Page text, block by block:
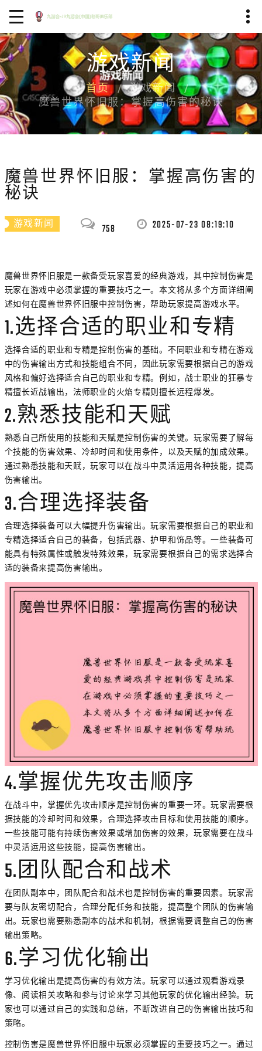
游戏新闻
首页
游戏新闻
魔兽世界怀旧服：掌握高伤害的秘诀
魔兽世界怀旧服：掌握高伤害的
秘诀
游戏新闻 758 2025-07-23 08:19:10
魔兽世界怀旧服是一款备受玩家喜爱的经典游戏，其中控制伤害是
玩家在游戏中必须掌握的重要技巧之一。本文将从多个方面详细阐
述如何在魔兽世界怀旧服中控制伤害，帮助玩家提高游戏水平。
1.选择合适的职业和专精
选择合适的职业和专精是控制伤害的基础。不同职业和专精在游戏
中的伤害输出方式和技能组合不同，因此玩家需要根据自己的游戏
风格和偏好选择适合自己的职业和专精。例如，战士职业的狂暴专
精擅长近战输出，法师职业的火焰专精则擅长远程爆发。
2.熟悉技能和天赋
熟悉自己所使用的技能和天赋是控制伤害的关键。玩家需要了解每
个技能的伤害效果、冷却时间和使用条件，以及天赋的加成效果。
通过熟悉技能和天赋，玩家可以在战斗中灵活运用各种技能，提高
伤害输出。
3.合理选择装备
合理选择装备可以大幅提升伤害输出。玩家需要根据自己的职业和
专精选择适合自己的装备，包括武器、护甲和饰品等。一些装备可
能具有特殊属性或触发特殊效果，玩家需要根据自己的需求选择合
适的装备来提高伤害输出。
4.掌握优先攻击顺序
在战斗中，掌握优先攻击顺序是控制伤害的重要一环。玩家需要根
据技能的冷却时间和效果，合理选择攻击目标和使用技能的顺序。
一些技能可能有持续伤害效果或增加伤害的效果，玩家需要在战斗
中灵活运用这些技能，提高伤害输出。
5.团队配合和战术
在团队副本中，团队配合和战术也是控制伤害的重要因素。玩家需
要与队友密切配合，合理分配任务和技能，提高整个团队的伤害输
出。玩家也需要熟悉副本的战术和机制，根据需要调整自己的伤害
输出策略。
6.学习优化输出
学习优化输出是提高伤害的有效方法。玩家可以通过观看游戏录
像、阅读相关攻略和参与讨论来学习其他玩家的优化输出经验。玩
家也可以通过自己的实践和总结，不断改进自己的伤害输出技巧和
策略。
控制伤害是魔兽世界怀旧服中玩家必须掌握的重要技巧之一。通过